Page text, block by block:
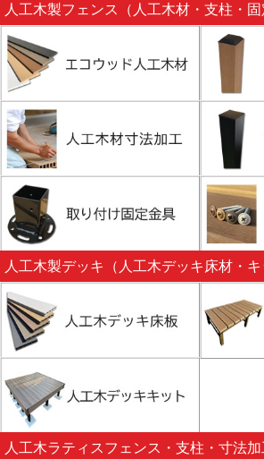
人工木製フェンス（人工木材・支柱・固
人工木製デッキ（人工木デッキ床材・キ
人工木ラティスフェンス・支柱・寸法加